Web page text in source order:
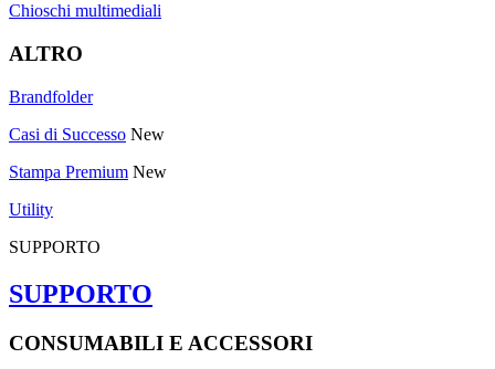
Chioschi multimediali
ALTRO
Brandfolder
Casi di Successo New
Stampa Premium New
Utility
SUPPORTO
SUPPORTO
CONSUMABILI E ACCESSORI